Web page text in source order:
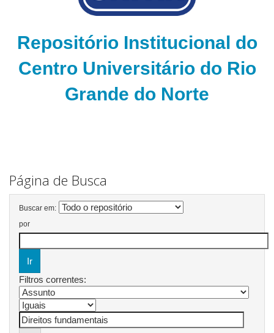
Repositório Institucional do
Centro Universitário do Rio
Grande do Norte
Página de Busca
Buscar em:
por
Filtros correntes: